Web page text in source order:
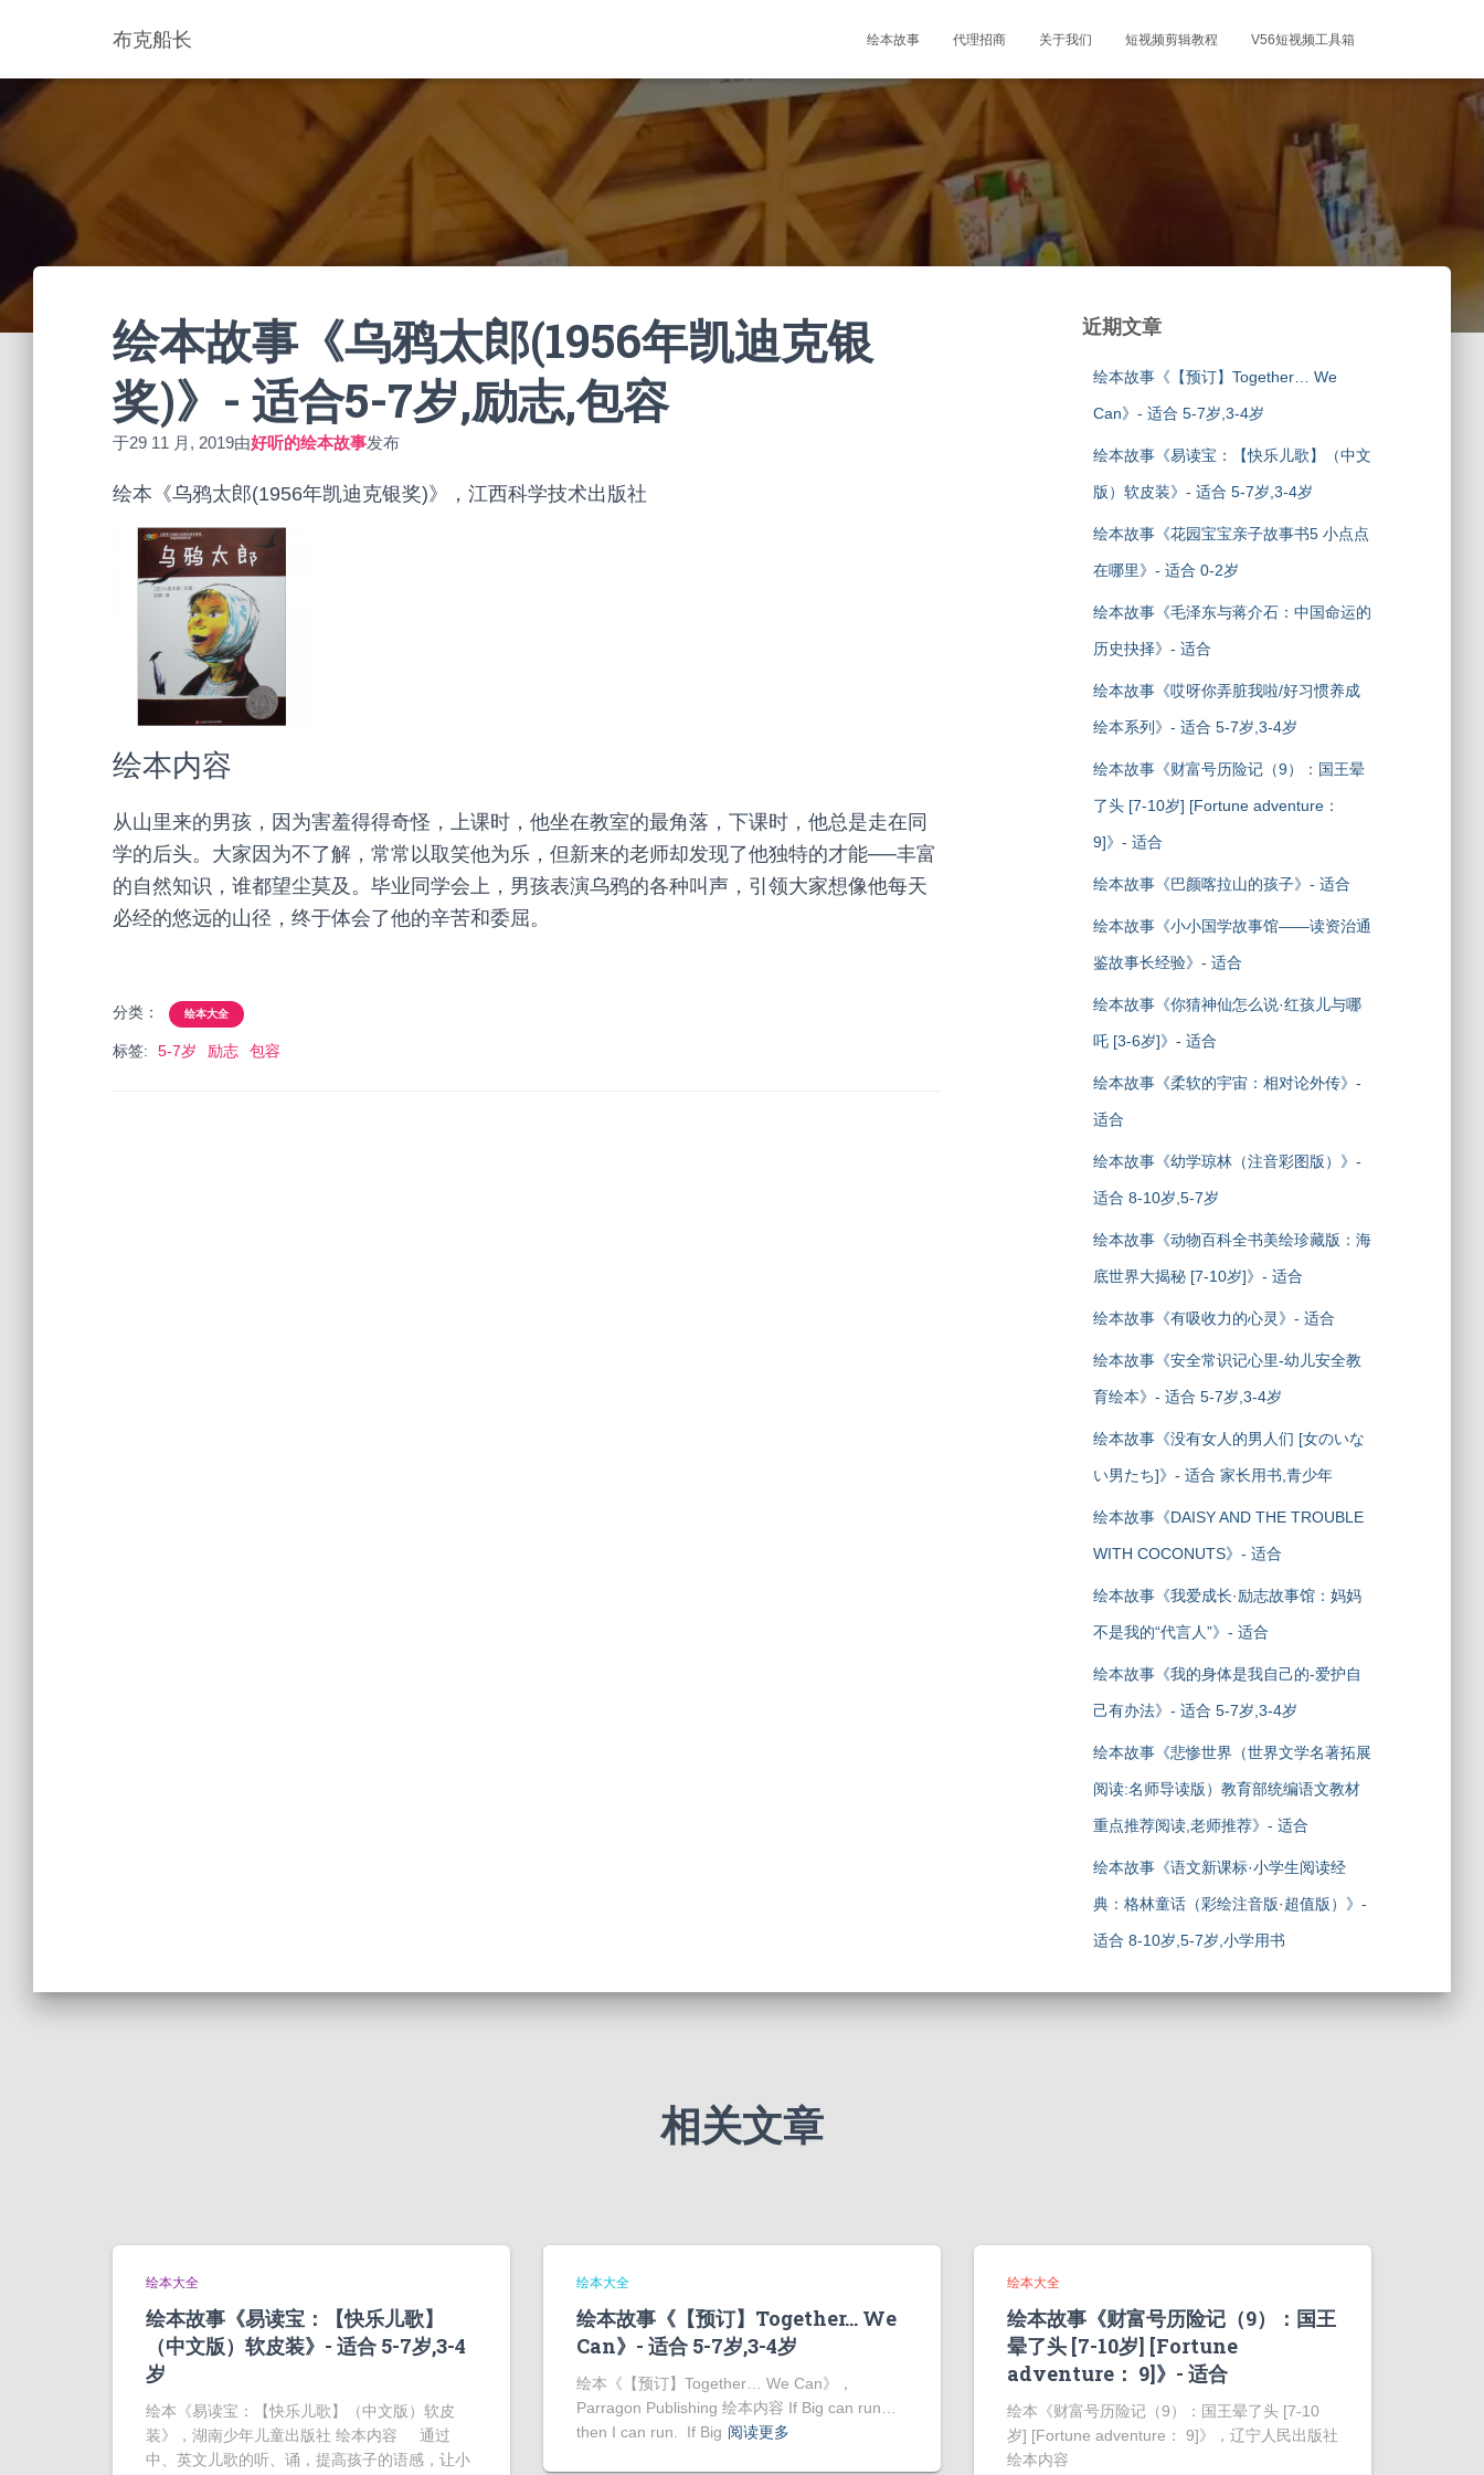
布克船长 绘本故事 代理招商 关于我们 短视频剪辑教程 V56短视频工具箱
绘本故事《乌鸦太郎(1956年凯迪克银
奖)》- 适合5-7岁,励志,包容
于29 11 月, 2019由好听的绘本故事发布
绘本《乌鸦太郎(1956年凯迪克银奖)》，江西科学技术出版社
绘本内容
从山里来的男孩，因为害羞得得奇怪，上课时，他坐在教室的最角落，下课时，他总是走在同
学的后头。大家因为不了解，常常以取笑他为乐，但新来的老师却发现了他独特的才能──丰富
的自然知识，谁都望尘莫及。毕业同学会上，男孩表演乌鸦的各种叫声，引领大家想像他每天
必经的悠远的山径，终于体会了他的辛苦和委屈。
分类： 绘本大全
标签: 5-7岁 励志 包容
近期文章
绘本故事《【预订】Together… We
Can》- 适合 5-7岁,3-4岁
绘本故事《易读宝：【快乐儿歌】（中文
版）软皮装》- 适合 5-7岁,3-4岁
绘本故事《花园宝宝亲子故事书5 小点点
在哪里》- 适合 0-2岁
绘本故事《毛泽东与蒋介石：中国命运的
历史抉择》- 适合
绘本故事《哎呀你弄脏我啦/好习惯养成
绘本系列》- 适合 5-7岁,3-4岁
绘本故事《财富号历险记（9）：国王晕
了头 [7-10岁] [Fortune adventure：
9]》- 适合
绘本故事《巴颜喀拉山的孩子》- 适合
绘本故事《小小国学故事馆——读资治通
鉴故事长经验》- 适合
绘本故事《你猜神仙怎么说·红孩儿与哪
吒 [3-6岁]》- 适合
绘本故事《柔软的宇宙：相对论外传》-
适合
绘本故事《幼学琼林（注音彩图版）》-
适合 8-10岁,5-7岁
绘本故事《动物百科全书美绘珍藏版：海
底世界大揭秘 [7-10岁]》- 适合
绘本故事《有吸收力的心灵》- 适合
绘本故事《安全常识记心里-幼儿安全教
育绘本》- 适合 5-7岁,3-4岁
绘本故事《没有女人的男人们 [女のいな
い男たち]》- 适合 家长用书,青少年
绘本故事《DAISY AND THE TROUBLE
WITH COCONUTS》- 适合
绘本故事《我爱成长·励志故事馆：妈妈
不是我的“代言人”》- 适合
绘本故事《我的身体是我自己的-爱护自
己有办法》- 适合 5-7岁,3-4岁
绘本故事《悲惨世界（世界文学名著拓展
阅读:名师导读版）教育部统编语文教材
重点推荐阅读,老师推荐》- 适合
绘本故事《语文新课标·小学生阅读经
典：格林童话（彩绘注音版·超值版）》-
适合 8-10岁,5-7岁,小学用书
相关文章
绘本大全
绘本故事《易读宝：【快乐儿歌】
（中文版）软皮装》- 适合 5-7岁,3-4
岁
绘本《易读宝：【快乐儿歌】（中文版）软皮
装》，湖南少年儿童出版社 绘本内容 通过
中、英文儿歌的听、诵，提高孩子的语感，让小
绘本大全
绘本故事《【预订】Together… We
Can》- 适合 5-7岁,3-4岁
绘本《【预订】Together… We Can》，
Parragon Publishing 绘本内容 If Big can run…
then I can run. If Big 阅读更多
绘本大全
绘本故事《财富号历险记（9）：国王
晕了头 [7-10岁] [Fortune
adventure： 9]》- 适合
绘本《财富号历险记（9）：国王晕了头 [7-10
岁] [Fortune adventure： 9]》，辽宁人民出版社
绘本内容